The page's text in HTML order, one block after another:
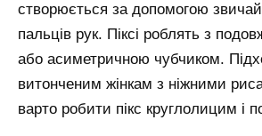
створюється за допомогою
пальців рук. Піксі роблять з
або асиметричною чубчиком.
витонченим жінкам з ніжними
варто робити пікс круглолицим і